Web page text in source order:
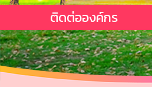
ติดต่อองค์กร